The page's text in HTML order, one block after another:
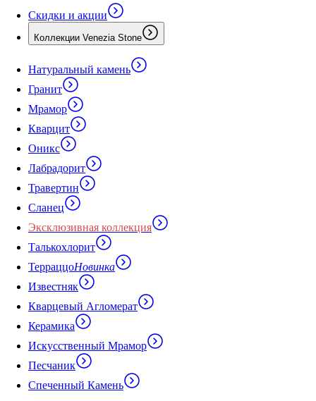
Скидки и акции
Коллекции Venezia Stone
Натуральный камень
Гранит
Мрамор
Кварцит
Оникс
Лабрадорит
Травертин
Сланец
Эксклюзивная коллекция
Талькохлорит
ТерраццоНовинка
Известняк
Кварцевый Агломерат
Керамика
Искусственный Мрамор
Песчаник
Спеченный Камень